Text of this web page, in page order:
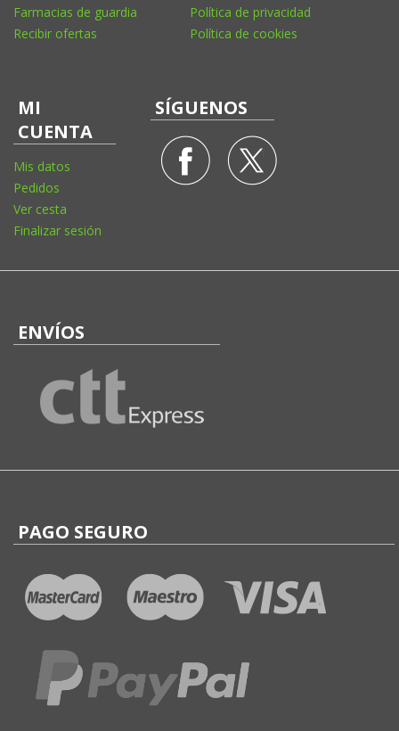
Farmacias de guardia
Recibir ofertas
Política de privacidad
Política de cookies
MI
CUENTA
Mis datos
Pedidos
Ver cesta
Finalizar sesión
SÍGUENOS
ENVÍOS
PAGO SEGURO